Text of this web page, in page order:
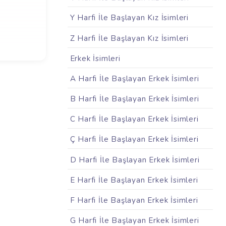
Y Harfi İle Başlayan Kız İsimleri
Z Harfi İle Başlayan Kız İsimleri
Erkek İsimleri
A Harfi İle Başlayan Erkek İsimleri
B Harfi İle Başlayan Erkek İsimleri
C Harfi İle Başlayan Erkek İsimleri
Ç Harfi İle Başlayan Erkek İsimleri
D Harfi İle Başlayan Erkek İsimleri
E Harfi İle Başlayan Erkek İsimleri
F Harfi İle Başlayan Erkek İsimleri
G Harfi İle Başlayan Erkek İsimleri